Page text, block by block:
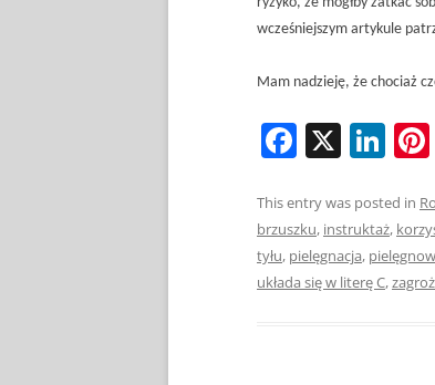
wcześniejszym artykule
Mam nadzieję, że chociaż
F
c
e
b
X Li
k
e
dI
This entry was posted in
brzuszku, instruktaż,
tyłu, pielęgnacja,
układa się w literę C,